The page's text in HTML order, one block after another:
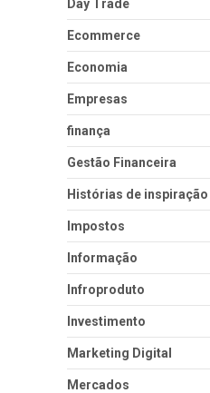
Day Trade
Ecommerce
Economia
Empresas
finança
Gestão Financeira
Histórias de inspiração
Impostos
Informação
Infroproduto
Investimento
Marketing Digital
Mercados